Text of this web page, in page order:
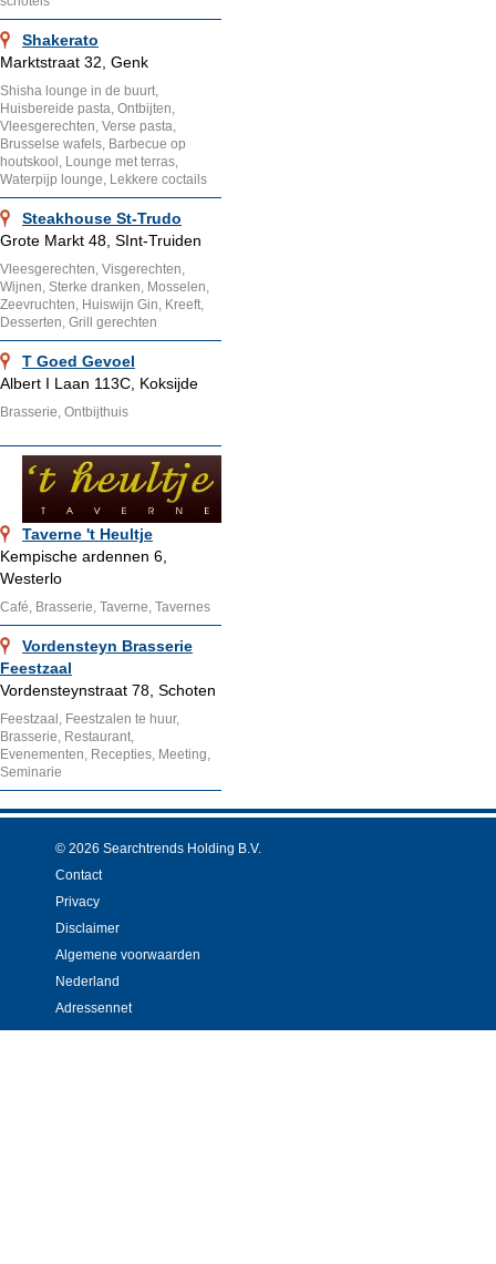
Shakerato
Marktstraat 32, Genk
Shisha lounge in de buurt,
Huisbereide pasta, Ontbijten,
Vleesgerechten, Verse pasta,
Brusselse wafels, Barbecue op
houtskool, Lounge met terras,
Waterpijp lounge, Lekkere coctails
Steakhouse St-Trudo
Grote Markt 48, SInt-Truiden
Vleesgerechten, Visgerechten,
Wijnen, Sterke dranken, Mosselen,
Zeevruchten, Huiswijn Gin, Kreeft,
Desserten, Grill gerechten
T Goed Gevoel
Albert I Laan 113C, Koksijde
Brasserie, Ontbijthuis
Taverne 't Heultje
Kempische ardennen 6,
Westerlo
Café, Brasserie, Taverne, Tavernes
Vordensteyn Brasserie
Feestzaal
Vordensteynstraat 78, Schoten
Feestzaal, Feestzalen te huur,
Brasserie, Restaurant,
Evenementen, Recepties, Meeting,
Seminarie
© 2026 Searchtrends Holding B.V.
Contact
Privacy
Disclaimer
Algemene voorwaarden
Nederland
Adressennet